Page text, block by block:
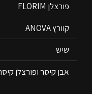
פורצלן FLORIM
קוורץ ANOVA
שיש
אבן קיסר ופורצלן